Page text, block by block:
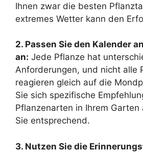
Ihnen zwar die besten
extremes Wetter kann den
2. Passen Sie den Kalender
an: Jede Pflanze hat
Anforderungen, und nicht alle
reagieren gleich auf die
Sie sich spezifische
Pflanzenarten in Ihrem Garten
Sie entsprechend.
3. Nutzen Sie die